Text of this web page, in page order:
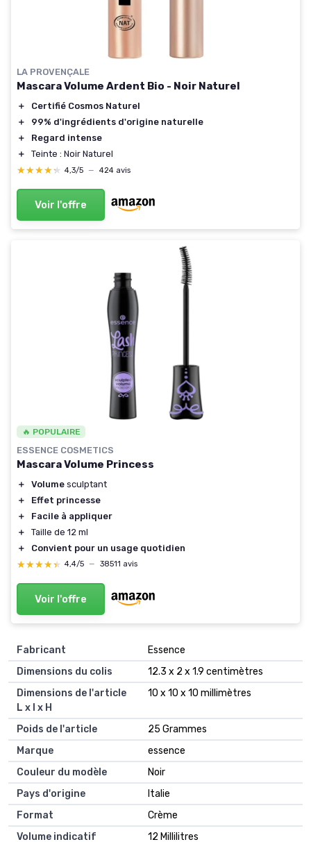
LA PROVENÇALE
Mascara Volume Ardent Bio - Noir Naturel
＋
Certifié Cosmos Naturel
＋
99% d'ingrédients d'origine naturelle
＋
Regard intense
＋
Teinte : Noir Naturel
★★★★★
★★★★★ 4,3/5 — 424 avis
Voir l'offre
🔥 POPULAIRE
ESSENCE COSMETICS
Mascara Volume Princess
＋ Volume sculptant
＋
Effet princesse
＋
Facile à appliquer
＋
Taille de 12 ml
＋
Convient pour un usage quotidien
★★★★★
★★★★★ 4,4/5 — 38511 avis
Voir l'offre
Fabricant
‎Essence
Dimensions du colis
‎12.3 x 2 x 1.9 centimètres
Dimensions de l'article
L x l x H
‎10 x 10 x 10 millimètres
Poids de l'article
‎25 Grammes
Marque
‎essence
Couleur du modèle
‎Noir
Pays d'origine
‎Italie
Format
‎Crème
Volume indicatif
‎12 Millilitres